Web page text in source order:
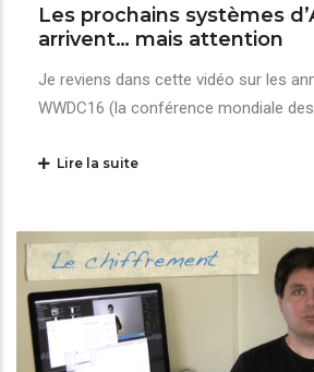
Les prochains systèmes
arrivent… mais attention
Je reviens dans cette vidéo sur les
WWDC16 (la conférence mondiale
Lire la suite